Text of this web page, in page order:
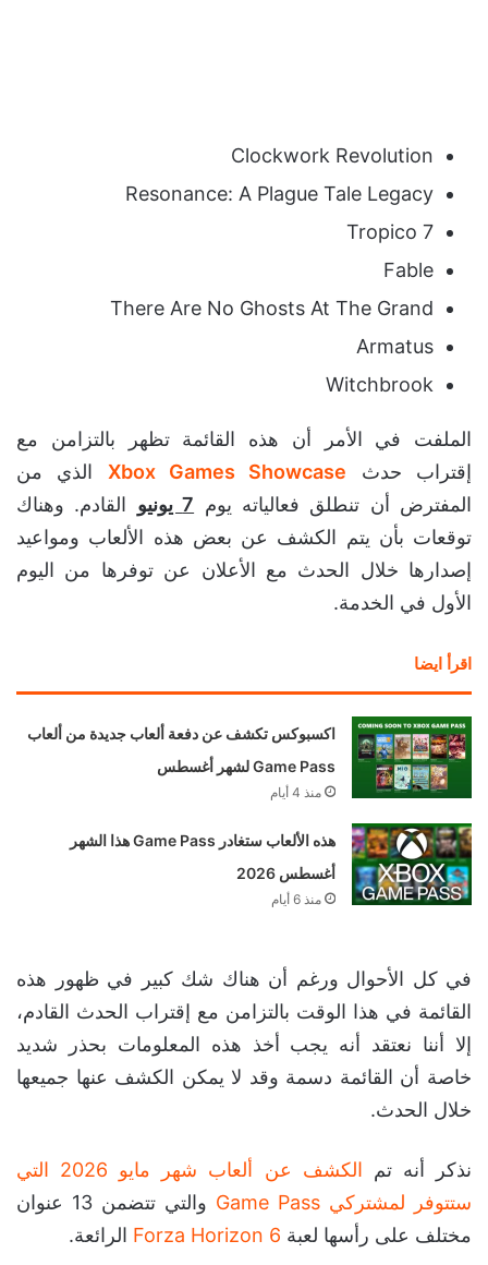
Clockwork Revolution
Resonance: A Plague Tale Legacy
Tropico 7
Fable
There Are No Ghosts At The Grand
Armatus
Witchbrook
الملفت في الأمر أن هذه القائمة تظهر بالتزامن مع
إقتراب حدث Xbox Games Showcase الذي من
المفترض أن تنطلق فعالياته يوم 7 يونيو
القادم. وهناك
توقعات بأن يتم الكشف عن بعض هذه الألعاب ومواعيد
إصدارها خلال الحدث مع الأعلان عن توفرها من اليوم
الأول في الخدمة.
اقرأ ايضا
اكسبوكس تكشف عن دفعة ألعاب جديدة من ألعاب
Game Pass لشهر أغسطس
منذ 4 أيام
هذه الألعاب ستغادر Game Pass هذا الشهر
أغسطس 2026
منذ 6 أيام
في كل الأحوال ورغم أن هناك شك كبير في ظهور هذه
القائمة في هذا الوقت بالتزامن مع إقتراب الحدث القادم،
إلا أننا نعتقد أنه يجب أخذ هذه المعلومات بحذر شديد
خاصة أن القائمة دسمة وقد لا يمكن الكشف عنها جميعها
خلال الحدث.
نذكر أنه تم
الكشف عن ألعاب شهر مايو 2026 التي
ستتوفر لمشتركي Game Pass
والتي تتضمن 13 عنوان
مختلف على رأسها لعبة Forza Horizon 6 الرائعة.